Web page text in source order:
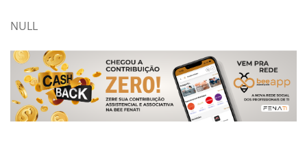
NULL